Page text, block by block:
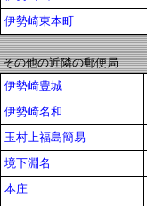
伊勢崎東本町
その他の近隣の郵便局
伊勢崎豊城
伊勢崎名和
玉村上福島簡易
境下淵名
本庄